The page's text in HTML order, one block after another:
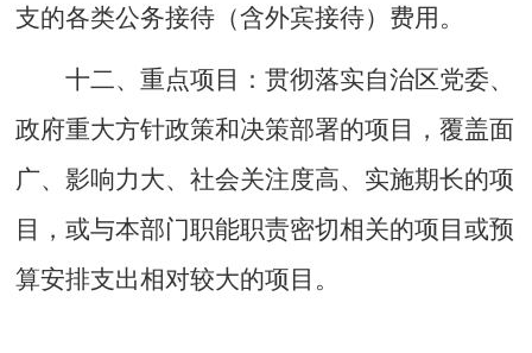
支的各类公务接待（含外宾接待）费用。
十二、重点项目：贯彻落实自治区党委、
政府重大方针政策和决策部署的项目，覆盖面
广、影响力大、社会关注度高、实施期长的项
目，或与本部门职能职责密切相关的项目或预
算安排支出相对较大的项目。